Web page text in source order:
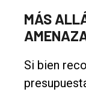
MÁS
Si bien